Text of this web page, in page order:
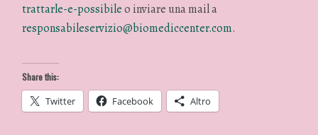
trattarle-e-possibileo inviare una mail a
responsabileservizio@biomediccenter.com.
Share this:
Twitter Facebook Altro